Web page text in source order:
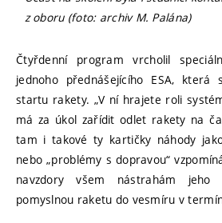
z oboru (foto: archiv M. Palána)
Čtyřdenní program vrcholil
jednoho přednášejícího ESA,
startu rakety. „V ní hrajete roli
má za úkol zařídit odlet rakety na
tam i takové ty kartičky náhody
nebo „problémy s dopravou“
navzdory všem nástrahám jeho
pomyslnou raketu do vesmíru v